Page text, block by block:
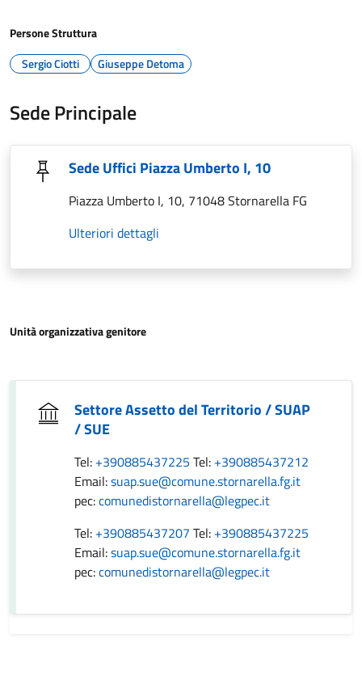
Persone Struttura
Sergio Ciotti
Giuseppe Detoma
Sede Principale
Sede Uffici Piazza Umberto I, 10
Piazza Umberto I, 10, 71048 Stornarella FG
Ulteriori dettagli
Unità organizzativa genitore
Settore Assetto del Territorio / SUAP
/ SUE
Tel: +390885437225 Tel: +390885437212
Email:suap.sue@comune.stornarella.fg.it
pec:comunedistornarella@legpec.it
Tel: +390885437207 Tel: +390885437225
Email:suap.sue@comune.stornarella.fg.it
pec:comunedistornarella@legpec.it